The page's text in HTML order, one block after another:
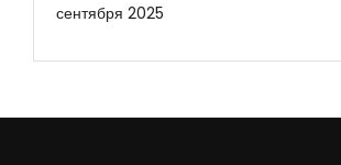
сентября 2025